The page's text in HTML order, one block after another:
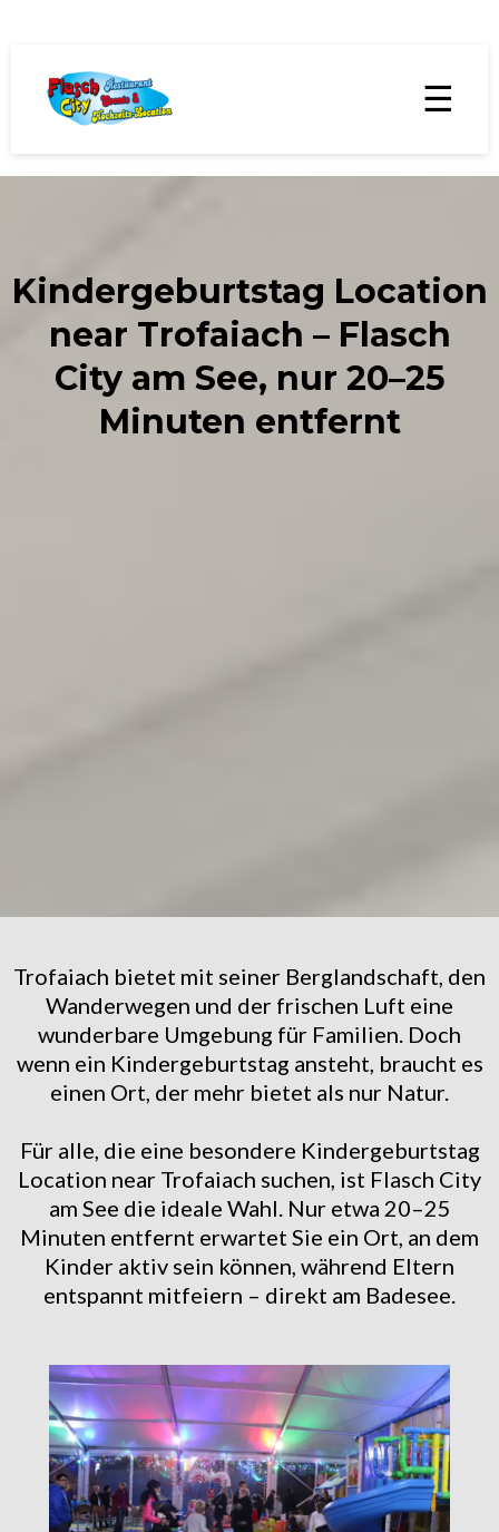
☰
Kindergeburtstag Location
near Trofaiach – Flasch
City am See, nur 20–25
Minuten entfernt
Trofaiach bietet mit seiner Berglandschaft, den
Wanderwegen und der frischen Luft eine
wunderbare Umgebung für Familien. Doch
wenn ein Kindergeburtstag ansteht, braucht es
einen Ort, der mehr bietet als nur Natur.
Für alle, die eine besondere Kindergeburtstag
Location near Trofaiach suchen, ist Flasch City
am See die ideale Wahl. Nur etwa 20–25
Minuten entfernt erwartet Sie ein Ort, an dem
Kinder aktiv sein können, während Eltern
entspannt mitfeiern – direkt am Badesee.